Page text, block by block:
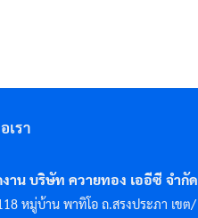
เรา
าน บริษัท ควายทอง เออีซี จำกัด
หมู่บ้าน พาทิโอ ถ.สรงประภา เขต/